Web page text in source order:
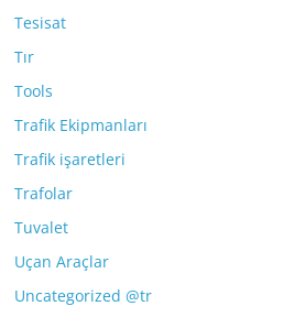
Tesisat
Tır
Tools
Trafik Ekipmanları
Trafik işaretleri
Trafolar
Tuvalet
Uçan Araçlar
Uncategorized @tr